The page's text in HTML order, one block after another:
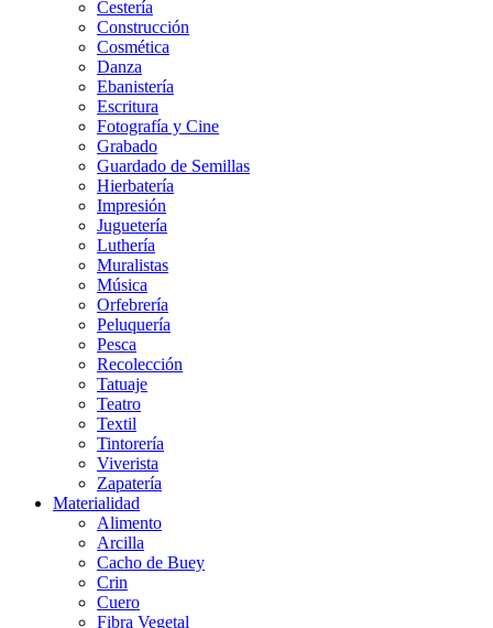
Cestería
Construcción
Cosmética
Danza
Ebanistería
Escritura
Fotografía y Cine
Grabado
Guardado de Semillas
Hierbatería
Impresión
Juguetería
Luthería
Muralistas
Música
Orfebrería
Peluquería
Pesca
Recolección
Tatuaje
Teatro
Textil
Tintorería
Viverista
Zapatería
Materialidad
Alimento
Arcilla
Cacho de Buey
Crin
Cuero
Fibra Vegetal